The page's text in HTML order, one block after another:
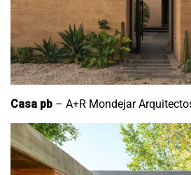
Casa pb – A+R Mondejar